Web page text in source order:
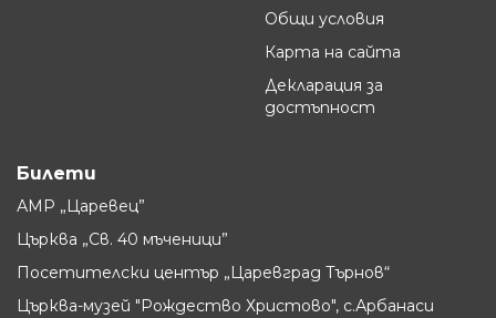
Общи условия
Карта на сайта
Декларация за
достъпност
Билети
АМР „Царевец”
Църква „Св. 40 мъченици”
Посетителски център „Царевград Търнов“
Църква-музей "Рождество Христово", с.Арбанаси